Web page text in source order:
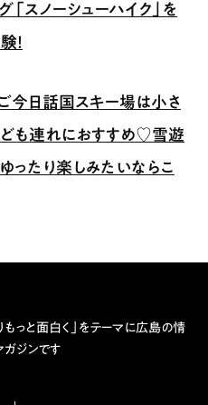
「スノーシューハイク」を
！
今日話国スキー場は小さ
も連れにおすすめ♡雪遊
ったり楽しみたいならこ
っと面白く」をテーマに広島の情
ガジンです